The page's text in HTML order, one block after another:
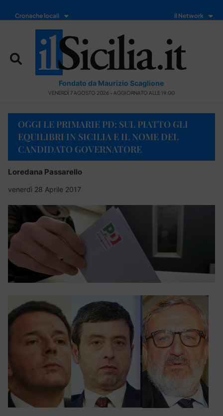
Cronache locali Il Network
Fondato da Maurizio Scaglione
VENERDÌ 7 AGOSTO 2026 - AGGIORNATO ALLE 19:00
OGGI LE PRIMARIE PD: SUL PIATTO GLI
EQUILIBRI IN SICILIA E IL NOME DEL
CANDIDATO GOVERNATORE
Loredana Passarello
venerdì 28 Aprile 2017